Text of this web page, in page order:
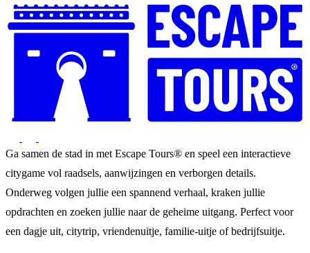
Ga samen de stad in met Escape Tours® en speel een interactieve
citygame vol raadsels, aanwijzingen en verborgen details.
Onderweg volgen jullie een spannend verhaal, kraken jullie
opdrachten en zoeken jullie naar de geheime uitgang. Perfect voor
een dagje uit, citytrip, vriendenuitje, familie-uitje of bedrijfsuitje.